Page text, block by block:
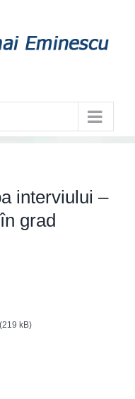
interviului –
grad
(219 kB)